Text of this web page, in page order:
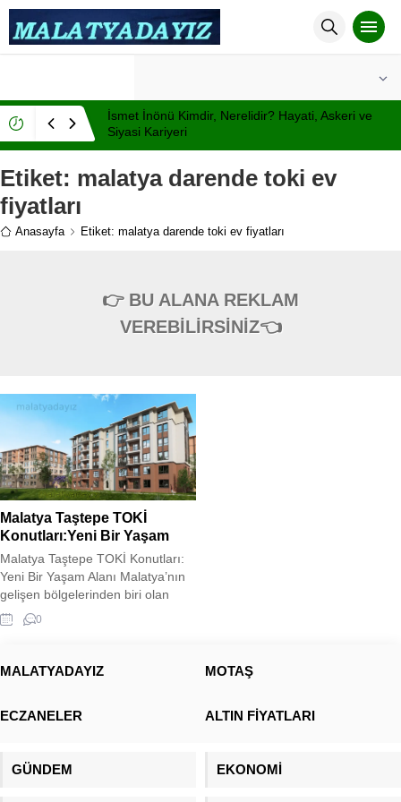
İsmet İnönü Kimdir, Nerelidir? Hayati, Askeri ve
Siyasi Kariyeri
Etiket: malatya darende toki ev
fiyatları
Anasayfa Etiket: malatya darende toki ev fiyatları
👉 BU ALANA REKLAM
VEREBİLİRSİNİZ👈
Malatya Taştepe TOKİ
Konutları:Yeni Bir Yaşam
Malatya Taştepe TOKİ Konutları:
Yeni Bir Yaşam Alanı Malatya’nın
gelişen bölgelerinden biri olan
Taştepe’de, TOKİ tarafından inşa
edilen yeni konutlar, modern
taşıyor. Deprem riski taşıyan
TOKİ, Taştepe’deki projede de
güvenli yaşam...
0
MALATYADAYIZ MOTAŞ
ECZANELER ALTIN FİYATLARI
GÜNDEM EKONOMİ